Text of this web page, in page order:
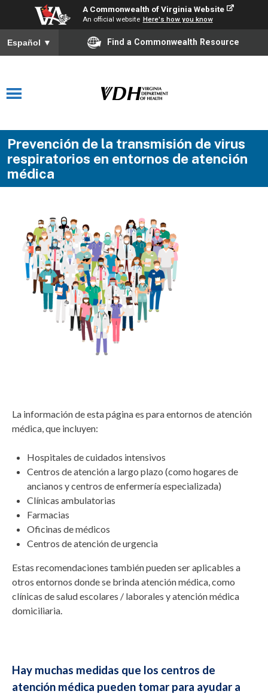
A Commonwealth of Virginia Website
An official website Here's how you know
Español ▼ Find a Commonwealth Resource
Prevención de la transmisión de virus
respiratorios en entornos de atención
médica
La información de esta página es para entornos de atención
médica, que incluyen:
Hospitales de cuidados intensivos
Centros de atención a largo plazo (como hogares de
ancianos y centros de enfermería especializada)
Clínicas ambulatorias
Farmacias
Oficinas de médicos
Centros de atención de urgencia
Estas recomendaciones también pueden ser aplicables a
otros entornos donde se brinda atención médica, como
clínicas de salud escolares / laborales y atención médica
domiciliaria.
Hay muchas medidas que los centros de
atención médica pueden tomar para ayudar a